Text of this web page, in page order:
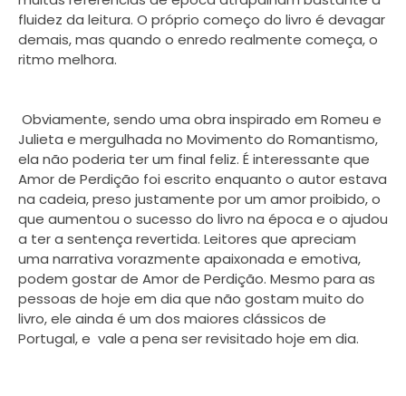
fluidez da leitura. O próprio começo do livro é devagar
demais, mas quando o enredo realmente começa, o
ritmo melhora.
Obviamente, sendo uma obra inspirado em Romeu e
Julieta e mergulhada no Movimento do Romantismo,
ela não poderia ter um final feliz. É interessante que
Amor de Perdição foi escrito enquanto o autor estava
na cadeia, preso justamente por um amor proibido, o
que aumentou o sucesso do livro na época e o ajudou
a ter a sentença revertida. Leitores que apreciam
uma narrativa vorazmente apaixonada e emotiva,
podem gostar de Amor de Perdição. Mesmo para as
pessoas de hoje em dia que não gostam muito do
livro, ele ainda é um dos maiores clássicos de
Portugal, e vale a pena ser revisitado hoje em dia.